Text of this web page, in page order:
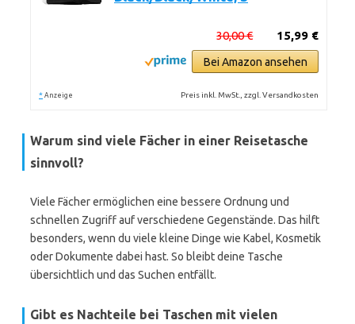
15,99 €
30,00 €
Bei Amazon ansehen
* Anzeige Preis inkl. MwSt., zzgl. Versandkosten
Warum sind viele Fächer in einer Reisetasche
sinnvoll?
Viele Fächer ermöglichen eine bessere Ordnung und
schnellen Zugriff auf verschiedene Gegenstände. Das hilft
besonders, wenn du viele kleine Dinge wie Kabel, Kosmetik
oder Dokumente dabei hast. So bleibt deine Tasche
übersichtlich und das Suchen entfällt.
Gibt es Nachteile bei Taschen mit vielen